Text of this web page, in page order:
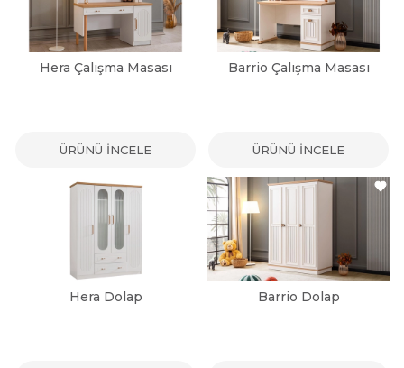
Hera Çalışma Masası
ÜRÜNÜ İNCELE
Barrio Çalışma Masası
ÜRÜNÜ İNCELE
Hera Dolap Barrio Dolap